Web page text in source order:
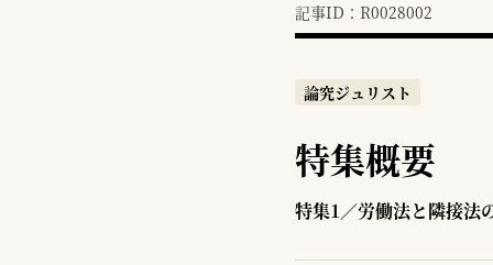
記事ID：R0028002
論究ジュリスト
特集概要
特集1／労働法と隣接法